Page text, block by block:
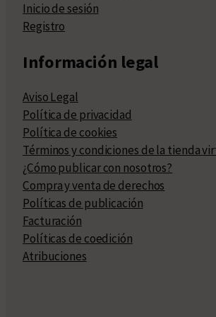
Inicio de sesión
Registro
Información legal
Aviso Legal
Política de privacidad
Política de cookies
Términos y condiciones de la tienda
¿Cómo publicar con nosotros?
Compra y venta de derechos
Políticas de publicación
Facturación
Políticas de coedición
Atribuciones